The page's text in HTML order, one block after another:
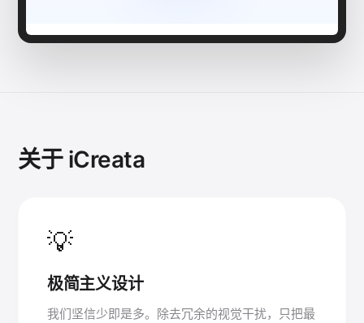
关于 iCreata
💡
极简主义设计
我们坚信少即是多。除去冗余的视觉干扰，只把最